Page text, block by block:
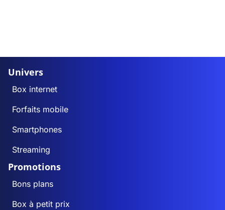
Univers
Box internet
Forfaits mobile
Smartphones
Streaming
Promotions
Bons plans
Box à petit prix